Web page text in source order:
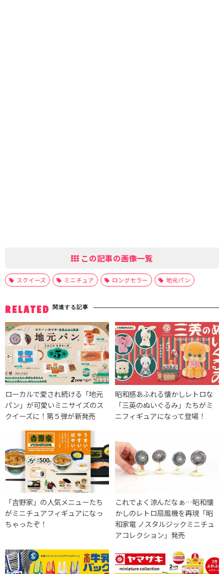
この記事の画像一覧
スクイーズ ミニチュア ロングセラー 地元パン
RELATED 関連する記事
ローカルで愛され続ける「地元
パン」が可愛いミニサイズのス
クイーズに！第５弾が新発売
昭和感あふれる懐かしレトロな
「三英のぬいぐるみ」たちがミ
ニフィギュアになって登場！
「吉野家​」の人気メニューたち
がミニチュアフィギュアになっ
ちゃったぞ！
これでよく涼んだなぁ…昭和懐
かしのレトロ扇風機を再現「昭
和家電 ノスタルジックミニチュ
アコレクション」発売